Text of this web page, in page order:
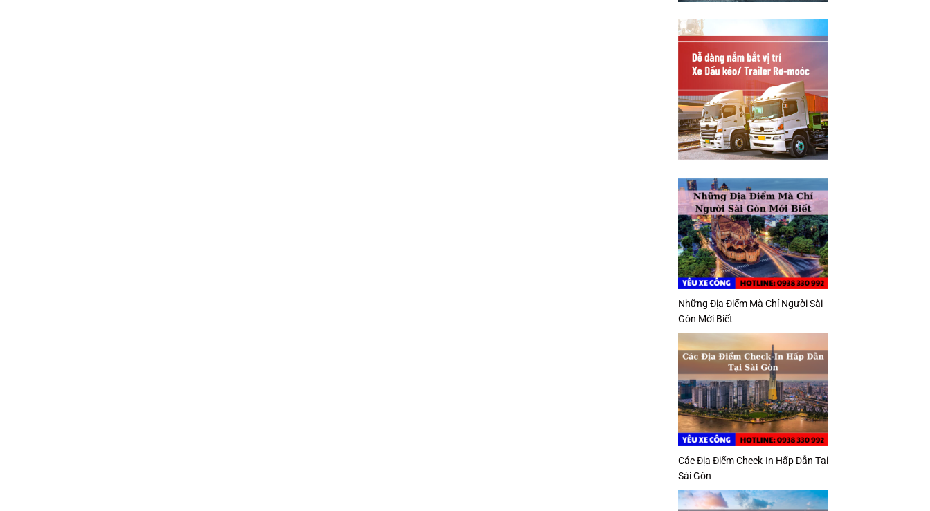
Những Địa Điểm Mà Chỉ Người Sài
Gòn Mới Biết
Các Địa Điểm Check-In Hấp Dẫn Tại
Sài Gòn